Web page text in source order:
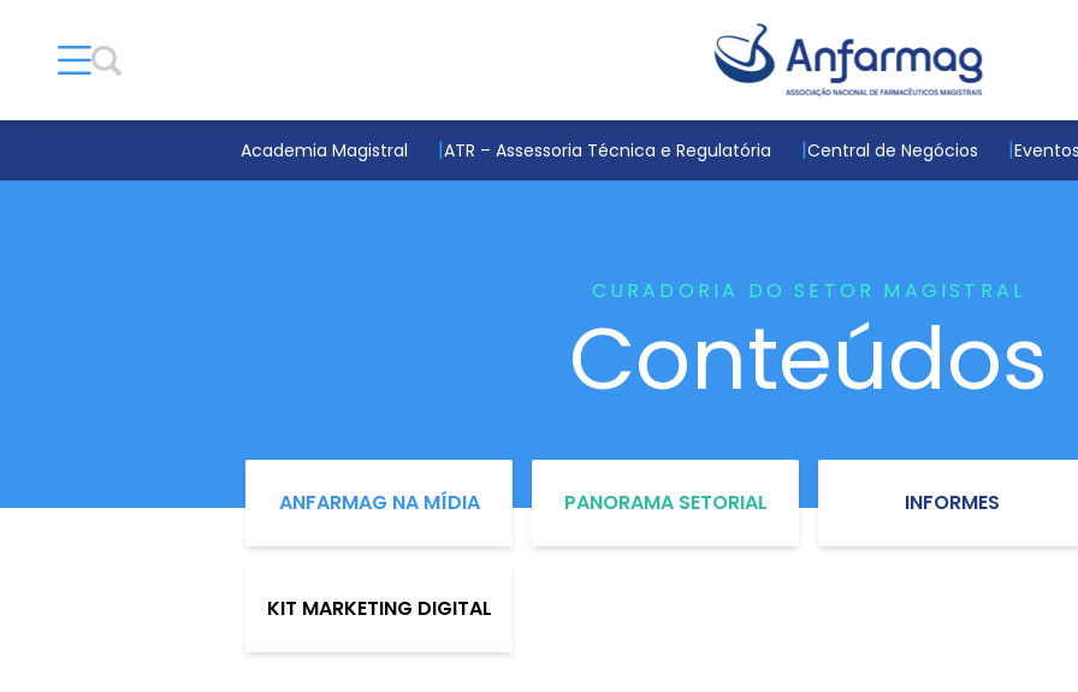
Academia Magistral ATR – Assessoria Técnica e Regulatória Central de Negócios Eventos
CURADORIA DO SETOR MAGISTRAL
Conteúdos
ANFARMAG NA MÍDIA PANORAMA SETORIAL INFORMES
KIT MARKETING DIGITAL